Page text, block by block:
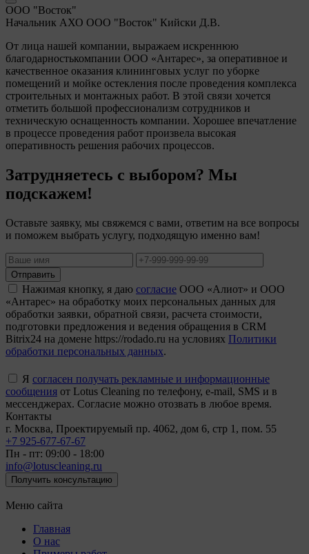
ООО "Восток"
Начальник АХО ООО "Восток" Кийски Д.В.
От лица нашей компании, выражаем искреннюю
благодарностькомпании ООО «Антарес», за оперативное и
качественное оказания клининговых услуг по уборке
помещений и мойке остекления после проведения комплекса
строительных и монтажных работ. В этой связи хочется
отметить большой профессионализм сотрудников и
техническую оснащенность компании. Хорошее впечатление
в процессе проведения работ произвела высокая
оперативность решения рабочих процессов.
Затрудняетесь с выбором? Мы
подскажем!
Оставьте заявку, мы свяжемся с вами, ответим на все вопросы
и поможем выбрать услугу, подходящую именно вам!
Отправить
Нажимая кнопку, я даю согласие ООО «Алиот» и ООО
«Антарес» на обработку моих персональных данных для
обработки заявки, обратной связи, расчета стоимости,
подготовки предложения и ведения обращения в CRM
Bitrix24 на домене https://rodado.ru на условиях Политики
обработки персональных данных.
Я согласен получать рекламные и информационные
сообщения от Lotus Cleaning по телефону, e-mail, SMS и в
мессенджерах. Согласие можно отозвать в любое время.
Контакты
г. Москва, Проектируемый пр. 4062, дом 6, стр 1, пом. 55
+7 925-677-67-67
Пн - пт: 09:00 - 18:00
info@lotuscleaning.ru
Получить консультацию
Меню сайта
Главная
О нас